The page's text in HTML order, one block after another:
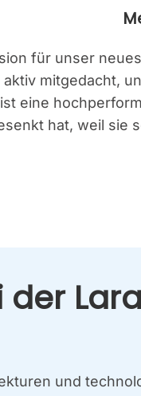
für unser
aktiv mit­ge­dacht,
eine
hat, weil sie
der
und